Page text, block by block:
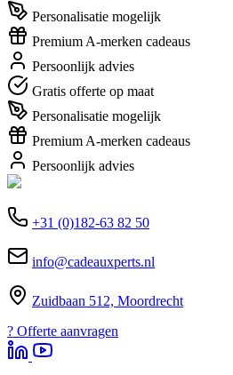
Personalisatie mogelijk
Premium A-merken cadeaus
Persoonlijk advies
Gratis offerte op maat
Personalisatie mogelijk
Premium A-merken cadeaus
Persoonlijk advies
+31 (0)182-63 82 50
info@cadeauxperts.nl
Zuidbaan 512, Moordrecht
? Offerte aanvragen